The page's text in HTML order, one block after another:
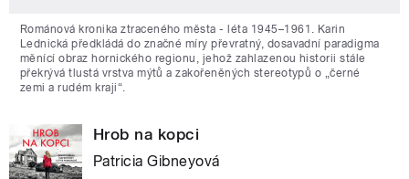
Románová kronika ztraceného města - léta 1945–1961. Karin
Lednická předkládá do značné míry převratný, dosavadní paradigma
měnící obraz hornického regionu, jehož zahlazenou historii stále
překrývá tlustá vrstva mýtů a zakořeněných stereotypů o „černé
zemi a rudém kraji“.
Hrob na kopci
Patricia Gibneyová